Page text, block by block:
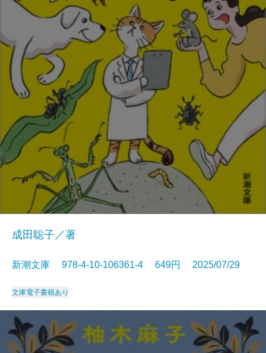
成田聡子／著
新潮文庫 978-4-10-106361-4 649円 2025/07/29
文庫電子書籍あり